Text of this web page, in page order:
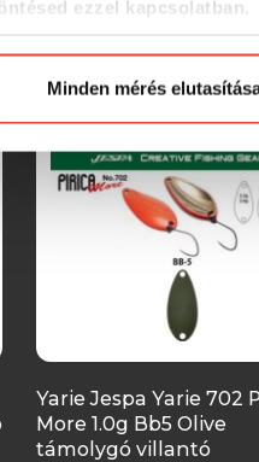
ezzel kapcsolatban.
is köszönjük!
Minden mérés
Yarie Jespa Yarie 702
More 1.0g Bb5 Olive
támolygó villantó